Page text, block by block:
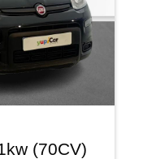
(70CV)